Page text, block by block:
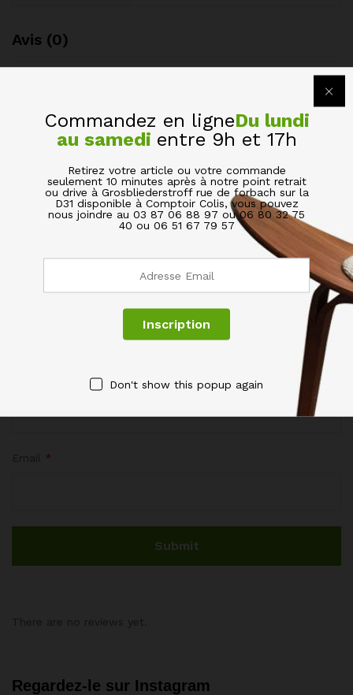
Avis (0)
Votre adresse de messagerie ne sera pas publiée.
Les
Votre évaluation de ce produit
*
Regardez-le sur Instagram
Commandez en ligneDu lundi
au samedi entre 9h et 17h
Retirez votre article ou votre commande
seulement 10 minutes après à notre point retrait
ou drive à Grosbliederstroff rue de forbach sur la
D31 disponible à Comptoir Colis, vous pouvez
nous joindre au 03 87 06 88 97 ou 06 80 32 75
40 ou 06 51 67 79 57
Don't show this popup again